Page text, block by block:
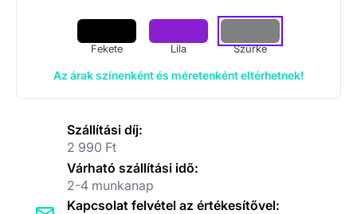
Fekete Lila Szürke
Az árak színenként és méretenként eltérhetnek!
Szállítási díj:
2 990 Ft
Várható szállítási idő:
2-4 munkanap
Kapcsolat felvétel az értékesítővel: